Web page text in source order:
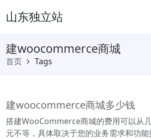
山东独立站
建woocommerce商城
首页 Tags
建woocommerce商城多少钱
搭建WooCommerce商城的费用可以从
元不等，具体取决于您的业务需求和功